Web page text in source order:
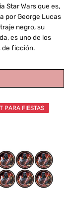
Star Wars que es,
por George Lucas
negro, su
es uno de los
de ficción.
PARA FIESTAS